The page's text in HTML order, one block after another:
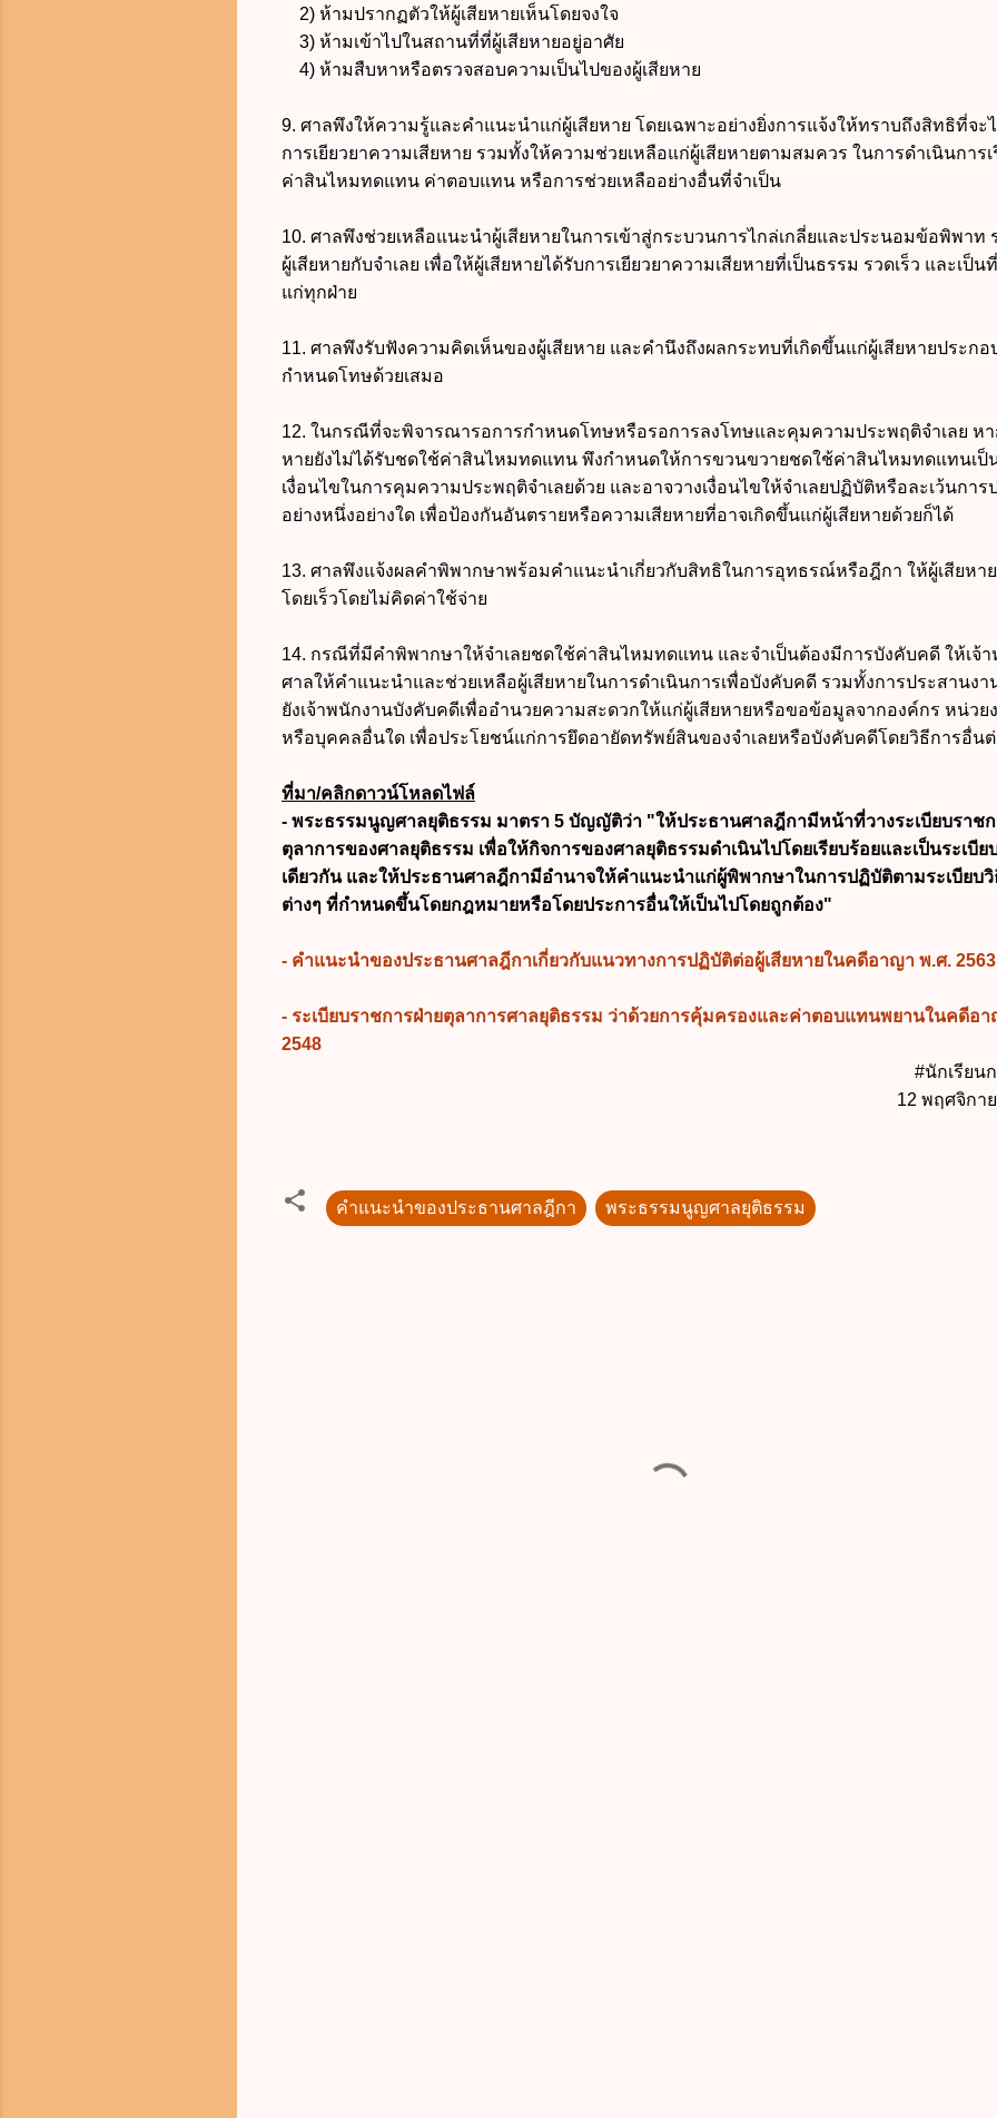
2) ห้ามปรากฏตัวให้ผู้เสียหายเห็นโดยจงใจ
3) ห้ามเข้าไปในสถานที่ที่ผู้เสียหายอยู่อาศัย
4) ห้ามสืบหาหรือตรวจสอบความเป็นไปของผู้เสียหาย
9. ศาลพึงให้ความรู้และคำแนะนำแก่ผู้เสียหาย โดยเฉพาะอย่างยิ่งการแจ้งให้ทราบถึงสิทธิที่จะ
การเยียวยาความเสียหาย รวมทั้งให้ความช่วยเหลือแก่ผู้เสียหายตามสมควร ในการดำเนินการเ
ค่าสินไหมทดแทน ค่าตอบแทน หรือการช่วยเหลืออย่างอื่นที่จำเป็น
10. ศาลพึงช่วยเหลือแนะนำผู้เสียหายในการเข้าสู่กระบวนการไกล่เกลี่ยและประนอมข้อพิพาท
ผู้เสียหายกับจำเลย เพื่อให้ผู้เสียหายได้รับการเยียวยาความเสียหายที่เป็นธรรม รวดเร็ว และเป็น
แก่ทุกฝ่าย
11. ศาลพึงรับฟังความคิดเห็นของผู้เสียหาย และคำนึงถึงผลกระทบที่เกิดขึ้นแก่ผู้เสียหายประกอ
กำหนดโทษด้วยเสมอ
12. ในกรณีที่จะพิจารณารอการกำหนดโทษหรือรอการลงโทษและคุมความประพฤติจำเลย หา
หายยังไม่ได้รับชดใช้ค่าสินไหมทดแทน พึงกำหนดให้การขวนขวายชดใช้ค่าสินไหมทดแทนเป็
เงื่อนไขในการคุมความประพฤติจำเลยด้วย และอาจวางเงื่อนไขให้จำเลยปฏิบัติหรือละเว้นการ
อย่างหนึ่งอย่างใด เพื่อป้องกันอันตรายหรือความเสียหายที่อาจเกิดขึ้นแก่ผู้เสียหายด้วยก็ได้
13. ศาลพึงแจ้งผลคำพิพากษาพร้อมคำแนะนำเกี่ยวกับสิทธิในการอุทธรณ์หรือฎีกา ให้ผู้เสียหา
โดยเร็วโดยไม่คิดค่าใช้จ่าย
14. กรณีที่มีคำพิพากษาให้จำเลยชดใช้ค่าสินไหมทดแทน และจำเป็นต้องมีการบังคับคดี ให้เจ้
ศาลให้คำแนะนำและช่วยเหลือผู้เสียหายในการดำเนินการเพื่อบังคับคดี รวมทั้งการประสานงา
ยังเจ้าพนักงานบังคับคดีเพื่ออำนวยความสะดวกให้แก่ผู้เสียหายหรือขอข้อมูลจากองค์กร หน่วย
หรือบุคคลอื่นใด เพื่อประโยชน์แก่การยึดอายัดทรัพย์สินของจำเลยหรือบังคับคดีโดยวิธีการอื่นต่
ที่มา/คลิกดาวน์โหลดไฟล์
- พระธรรมนูญศาลยุติธรรม มาตรา 5 บัญญัติว่า "ให้ประธานศาลฎีกามีหน้าที่วางระเบียบราชก
ตุลาการของศาลยุติธรรม เพื่อให้กิจการของศาลยุติธรรมดำเนินไปโดยเรียบร้อยและเป็นระเบีย
เดียวกัน และให้ประธานศาลฎีกามีอำนาจให้คำแนะนำแก่ผู้พิพากษาในการปฏิบัติตามระเบียบวิ
ต่างๆ ที่กำหนดขึ้นโดยกฎหมายหรือโดยประการอื่นให้เป็นไปโดยถูกต้อง"
- คำแนะนำของประธานศาลฎีกาเกี่ยวกับแนวทางการปฏิบัติต่อผู้เสียหายในคดีอาญา พ.ศ. 2563
- ระเบียบราชการฝ่ายตุลาการศาลยุติธรรม ว่าด้วยการคุ้มครองและค่าตอบแทนพยานในคดีอ
2548
#นักเรียน
12 พฤศจิกา
คำแนะนำของประธานศาลฎีกา พระธรรมนูญศาลยุติธรรม